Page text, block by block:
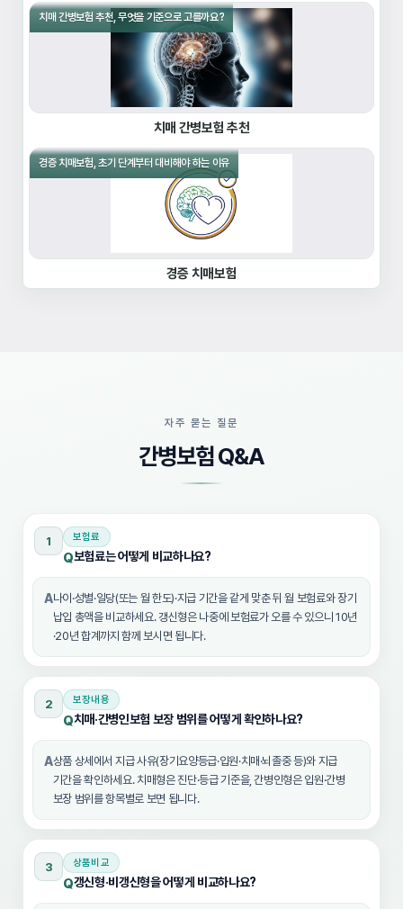
치매 간병보험 추천, 무엇을 기준으로 고를까요?
치매 간병보험 추천
경증 치매보험, 초기 단계부터 대비해야 하는 이유
경증 치매보험
자주 묻는 질문
간병보험 Q&A
1 보험료
Q보험료는 어떻게 비교하나요?
A나이·성별·일당(또는 월 한도)·지급 기간을 같게 맞춘 뒤 월 보험료와 장기
납입 총액을 비교하세요. 갱신형은 나중에 보험료가 오를 수 있으니 10년
·20년 합계까지 함께 보시면 됩니다.
2 보장내용
Q치매·간병인보험 보장 범위를 어떻게 확인하나요?
A상품 상세에서 지급 사유(장기요양등급·입원·치매·뇌졸중 등)와 지급
기간을 확인하세요. 치매형은 진단·등급 기준을, 간병인형은 입원·간병
보장 범위를 항목별로 보면 됩니다.
3 상품비교
Q갱신형·비갱신형을 어떻게 비교하나요?